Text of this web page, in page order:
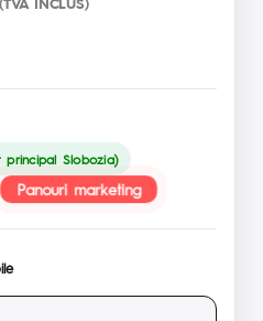
principal Slobozia)
Panouri marketing